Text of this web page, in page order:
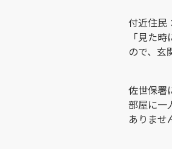
付近住民
「見た
ので、玄
佐世保署
部屋に一
ありませ